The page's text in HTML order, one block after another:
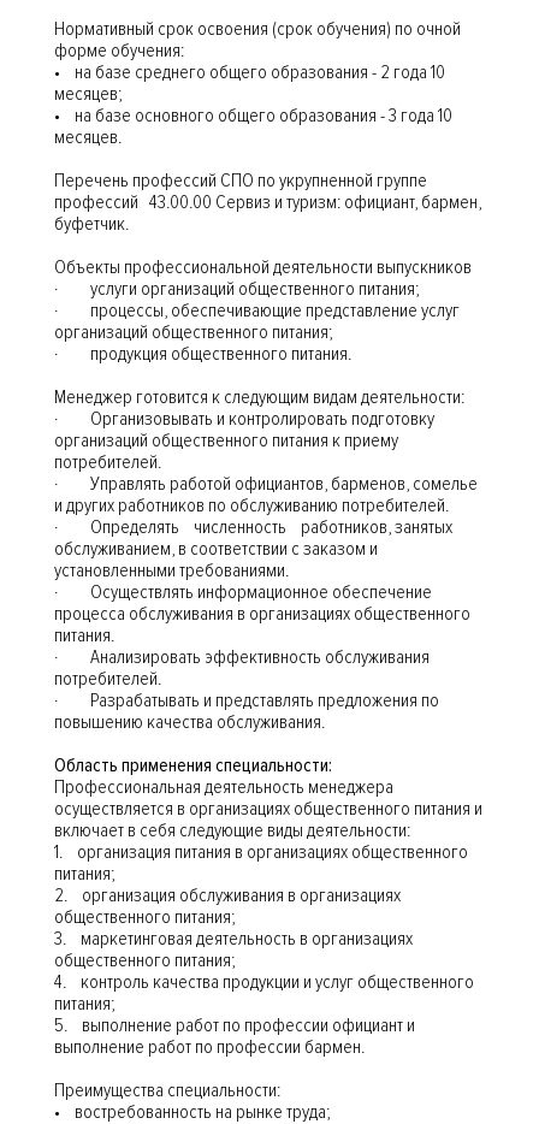
Нормативный срок освоения (срок обучения) по очной
форме обучения:
• на базе среднего общего образования - 2 года 10
месяцев;
• на базе основного общего образования - 3 года 10
месяцев.
Перечень профессий СПО по укрупненной группе
профессий 43.00.00 Сервиз и туризм: официант, бармен,
буфетчик.
Объекты профессиональной деятельности выпускников
· услуги организаций общественного питания;
· процессы, обеспечивающие представление услуг
организаций общественного питания;
· продукция общественного питания.
Менеджер готовится к следующим видам деятельности:
· Организовывать и контролировать подготовку
организаций общественного питания к приему
потребителей.
· Управлять работой официантов, барменов, сомелье
и других работников по обслуживанию потребителей.
· Определять численность работников, занятых
обслуживанием, в соответствии с заказом и
установленными требованиями.
· Осуществлять информационное обеспечение
процесса обслуживания в организациях общественного
питания.
· Анализировать эффективность обслуживания
потребителей.
· Разрабатывать и представлять предложения по
повышению качества обслуживания.
Область применения специальности:
Профессиональная деятельность менеджера
осуществляется в организациях общественного питания и
включает в себя следующие виды деятельности:
1. организация питания в организациях общественного
питания;
2. организация обслуживания в организациях
общественного питания;
3. маркетинговая деятельность в организациях
общественного питания;
4. контроль качества продукции и услуг общественного
питания;
5. выполнение работ по профессии официант и
выполнение работ по профессии бармен.
Преимущества специальности:
• востребованность на рынке труда;